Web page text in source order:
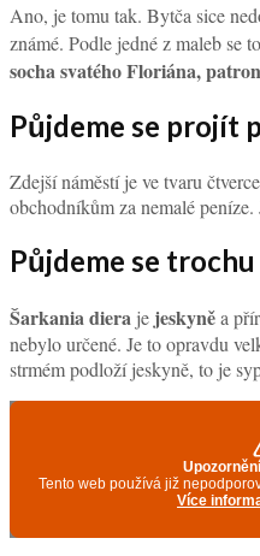
Ano, je tomu tak. Bytča sice
známé. Podle jedné z maleb se
socha svatého Floriána,
Půjdeme se projít
Zdejší náměstí je ve tvaru
obchodníkům za nemalé
Půjdeme se
Šarkania diera je jeskyněa
nebylo určené. Je to opravdu
strmém podloží jeskyně, to je